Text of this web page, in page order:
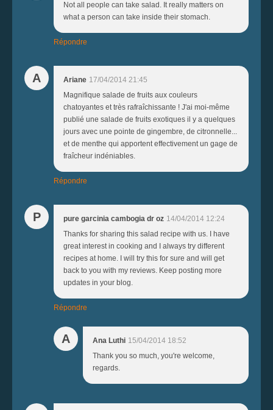
Not all people can take salad. It really matters on
what a person can take inside their stomach.
Répondre
A Ariane 17/04/2014 21:45
Magnifique salade de fruits aux couleurs
chatoyantes et très rafraîchissante ! J'ai moi-même
publié une salade de fruits exotiques il y a quelques
jours avec une pointe de gingembre, de citronnelle...
et de menthe qui apportent effectivement un gage de
fraîcheur indéniables.
Répondre
P pure garcinia cambogia dr oz 14/04/2014 12:24
Thanks for sharing this salad recipe with us. I have
great interest in cooking and I always try different
recipes at home. I will try this for sure and will get
back to you with my reviews. Keep posting more
updates in your blog.
Répondre
A Ana Luthi 15/04/2014 18:52
Thank you so much, you're welcome,
regards.